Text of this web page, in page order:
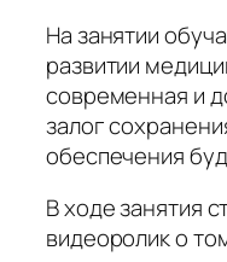
На занятии
развитии
современная и
залог
обеспечения
В ходе занятия
видеоролик о